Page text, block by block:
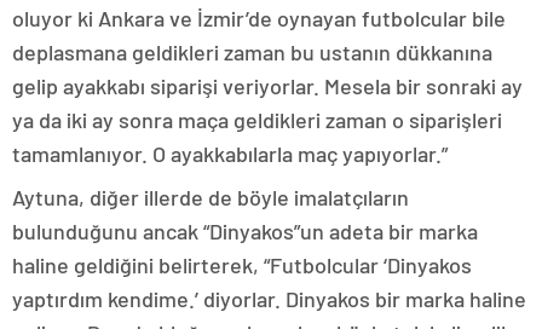
oluyor ki Ankara ve İzmir’de oynayan futbolcular bile
deplasmana geldikleri zaman bu ustanın dükkanına
gelip ayakkabı siparişi veriyorlar. Mesela bir sonraki ay
ya da iki ay sonra maça geldikleri zaman o siparişleri
tamamlanıyor. O ayakkabılarla maç yapıyorlar.”
Aytuna, diğer illerde de böyle imalatçıların
bulunduğunu ancak “Dinyakos”un adeta bir marka
haline geldiğini belirterek, “Futbolcular ‘Dinyakos
yaptırdım kendime.’ diyorlar. Dinyakos bir marka haline